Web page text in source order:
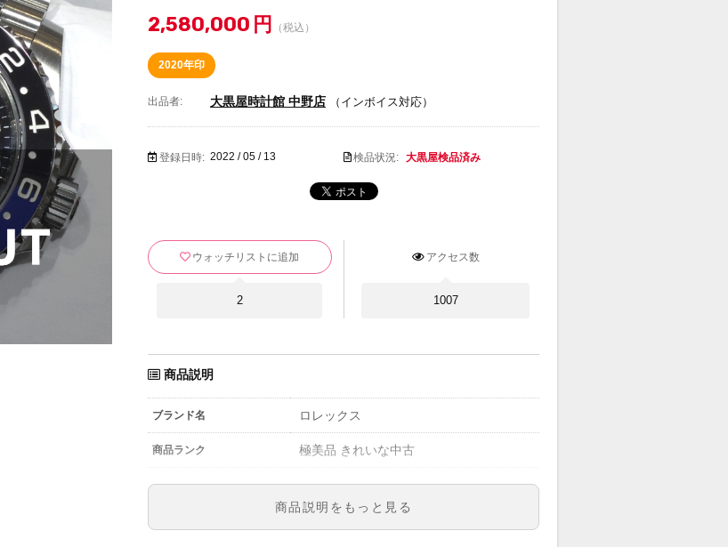
2,580,000 円 （税込）
2020年印
出品者: 大黒屋時計館 中野店 （インボイス対応）
登録日時: 2022 / 05 / 13 検品状況: 大黒屋検品済み
アクセス数
1007
ウォッチリストに追加
2
商品説明
ブランド名 ロレックス
商品ランク 極美品 きれいな中古
参考定価
商品説明をもっと見る